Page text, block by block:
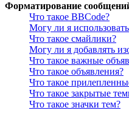
Форматирование
Что такое BBCode?
Могу ли я
Что такое смайлики?
Могу ли я добавлять
Что такое важные
Что такое объявления?
Что такое
Что такое закрытые
Что такое значки тем?